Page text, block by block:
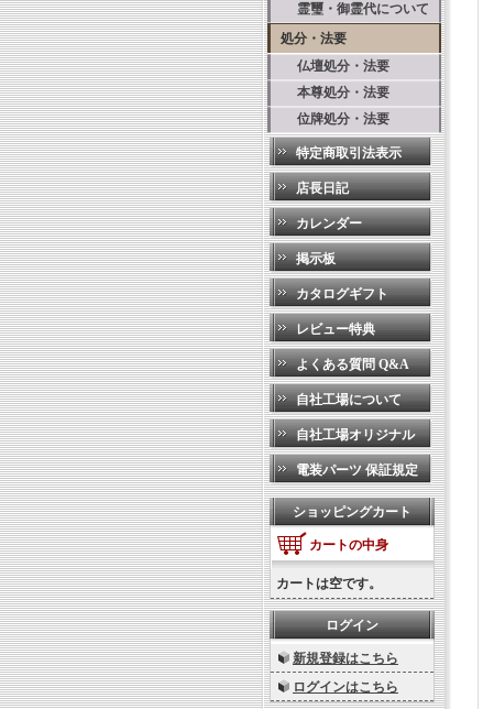
霊璽・御霊代について
処分・法要
仏壇処分・法要
本尊処分・法要
位牌処分・法要
特定商取引法表示
店長日記
カレンダー
掲示板
カタログギフト
レビュー特典
よくある質問 Q&A
自社工場について
自社工場オリジナル
電装パーツ 保証規定
ショッピングカート
カートの中身
カートは空です。
ログイン
新規登録はこちら
ログインはこちら